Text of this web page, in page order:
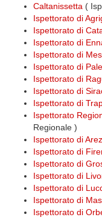
Caltanissetta (
Ispettorato di
Ispettorato di
Ispettorato di
Ispettorato di
Ispettorato di
Ispettorato di
Ispettorato di
Ispettorato di
Ispettorato
Regionale )
Ispettorato di
Ispettorato di
Ispettorato di
Ispettorato di
Ispettorato di
Ispettorato di
Ispettorato di